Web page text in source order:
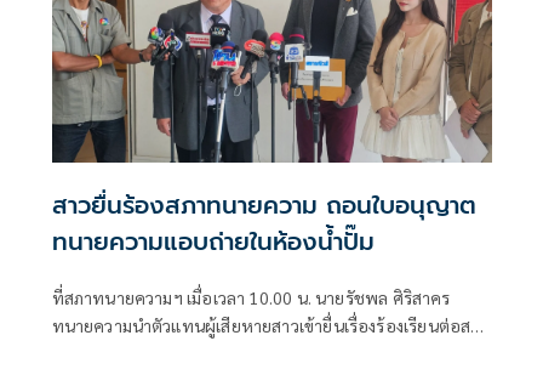
สาวยื่นร้องสภาทนายความ ถอนใบอนุญาต
ทนายความแอบถ่ายในห้องน้ำปั๊ม
ที่สภาทนายความฯ เมื่อเวลา 10.00 น. นายรัชพล ศิริสาคร
ทนายความนำตัวแทนผู้เสียหายสาวเข้ายื่นเรื่องร้องเรียนต่อสภา